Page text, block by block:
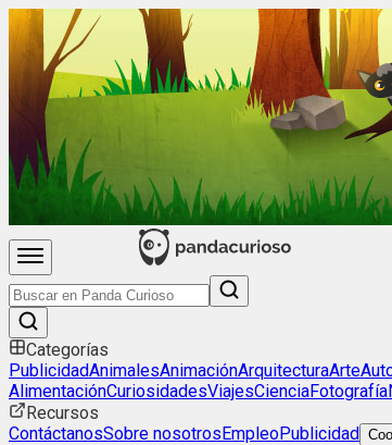
Categorías
PublicidadAnimalesAnimaciónArquitecturaArte
AlimentaciónCuriosidadesViajesCienciaFotografía
Recursos
ContáctanosSobre nosotrosEmpleoPublicidad